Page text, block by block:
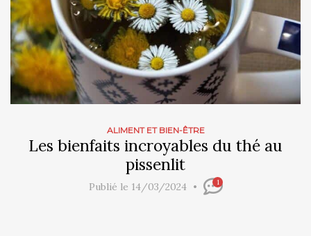
ALIMENT ET BIEN-ÊTRE
Les bienfaits incroyables du thé au
pissenlit
Publié le 14/03/2024 1